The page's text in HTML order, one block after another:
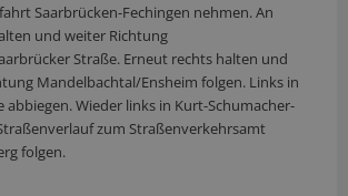
Saarbrücken-Fechingen nehmen. An
und weiter Richtung
Straße. Erneut rechts halten und
Mandelbachtal/Ensheim folgen. Links in
abbiegen. Wieder links in Kurt-Schumacher-
zum Straßenverkehrsamt
folgen.